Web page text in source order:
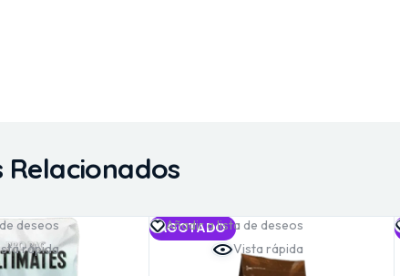
Relacionados
deseos
rápida
AGOTADO
Añadir a lista de deseos
Vista rápida